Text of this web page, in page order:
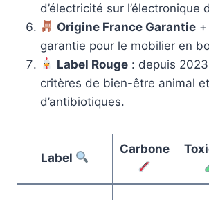
d’électricité sur l’électronique
Origine France Garantie +
garantie pour le mobilier en
Label Rouge : depuis
critères de bien-être animal
d’antibiotiques.
Label
Carbone